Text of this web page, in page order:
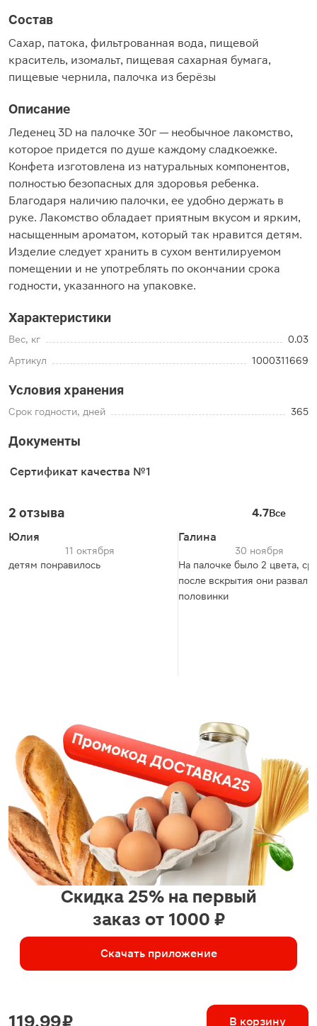
Состав
Сахар, патока, фильтрованная вода, пищевой
краситель, изомальт, пищевая сахарная бумага,
пищевые чернила, палочка из берёзы
Описание
Леденец 3D на палочке 30г — необычное лакомство,
которое придется по душе каждому сладкоежке.
Конфета изготовлена из натуральных компонентов,
полностью безопасных для здоровья ребенка.
Благодаря наличию палочки, ее удобно держать в
руке. Лакомство обладает приятным вкусом и ярким,
насыщенным ароматом, который так нравится детям.
Изделие следует хранить в сухом вентилируемом
помещении и не употреблять по окончании срока
годности, указанного на упаковке.
Характеристики
Вес, кг
0.03
Артикул
1000311669
Условия хранения
Срок годности, дней 365
Документы
Сертификат качества №1
2 отзыва 4.7Все
Юлия
11 октября
детям понравилось
Галина
30 ноября
На палочке было 2 цвета,
после вскрытия они
половинки
Скидка 25% на первый
заказ от 1000 ₽
Скачать приложение
119.99 ₽ В корзину